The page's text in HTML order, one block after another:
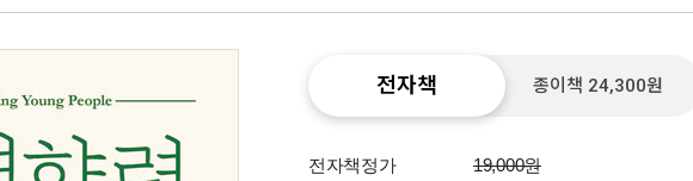
전자책 종이책 24,300원
전자책정가
19,000원